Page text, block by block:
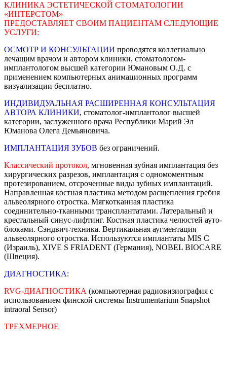
КЛИНИКА ЭСТЕТИЧЕСКОЙ СТОМАТОЛОГИИ
«ИНТЕРСТОМ»
ПРЕДОСТАВЛЯЕТ СВОИМ ПАЦИЕНТАМ СЛЕДУЮЩИЕ
УСЛУГИ:
ОСМОТР И КОНСУЛЬТАЦИИ проводятся коллегиально
лечащим врачом и автором клиники, стоматологом-
имплантологом высшей категории Юмановым О.Д. с
применением компьютерных анимационных программ
визуализации бесплатно.
ИНДИВИДУАЛЬНАЯ РАСШИРЕННАЯ КОНСУЛЬТАЦИЯ
АВТОРА КЛИНИКИ, стоматолог-имплантолог высшей
категории, заслуженного врача Республики Марий Эл
Юманова Олега Демьяновича.
ИМПЛАНТАЦИЯ ЗУБОВ без ограничений.
Классический протокол, мгновенная зубная имплантация без
хирургических разрезов, имплантация с одномоментным
протезированием, отсроченные виды зубных имплантаций.
Направленная костная пластика методом расщепления гребня
альвеолярного отростка. Мягкотканная пластика
соединительно-тканными трансплантатами. Латеральный и
крестальный синус-лифтинг. Костная пластика челюстей ауто-
блоками. Сэндвич-техника. Вертикальная аугментация
альвеолярного отростка. Используются имплантаты MIS С
(Израиль), XIVE S FRIADENT (Германия), NOBEL BIOCARE
(Швеция).
ДИАГНОСТИКА:
RVG-ДИАГНОСТИКА (компьютерная радиовизиография с
использованием финской системы Instrumentarium Snapshot
intraoral Sensor)
ТРЕХМЕРНОЕ